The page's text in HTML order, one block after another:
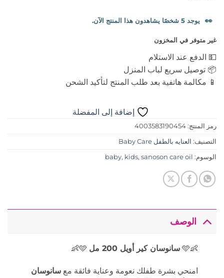
👀 يوجد 5 شخصًا يشاهدون هذا المنتج الآن.
غير متوفر في المخزون
💵 الدفع عند الاستلام
📦 توصيل سريع لباب المنزل
📱 مكالمة هاتفية بعد طلب المنتج لتأكيد الشحن
إضافة إلى المفضلة
رمز المنتج: 4003583190454
التصنيف: العنايه بالطفل Baby Care
الوسوم: baby, kids, sanoson care oil
الوصف
👶🩵 سانوسان كير أويل 200 مل
امنحي بشرة طفلك نعومة وعناية فائقة مع سانوسان